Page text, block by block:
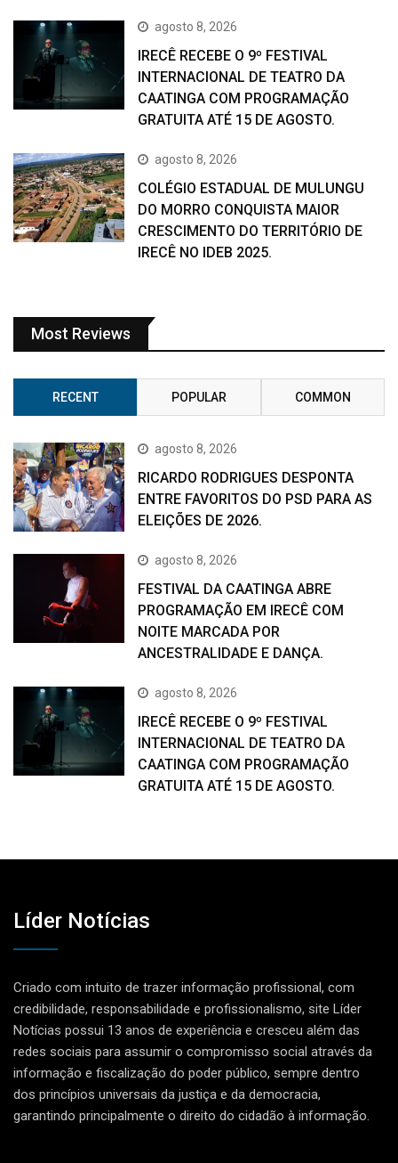
agosto 8, 2026
IRECÊ RECEBE O 9º FESTIVAL
INTERNACIONAL DE TEATRO DA
CAATINGA COM PROGRAMAÇÃO
GRATUITA ATÉ 15 DE AGOSTO.
agosto 8, 2026
COLÉGIO ESTADUAL DE MULUNGU
DO MORRO CONQUISTA MAIOR
CRESCIMENTO DO TERRITÓRIO DE
IRECÊ NO IDEB 2025.
Most Reviews
RECENT POPULAR COMMON
agosto 8, 2026
RICARDO RODRIGUES DESPONTA
ENTRE FAVORITOS DO PSD PARA AS
ELEIÇÕES DE 2026.
agosto 8, 2026
FESTIVAL DA CAATINGA ABRE
PROGRAMAÇÃO EM IRECÊ COM
NOITE MARCADA POR
ANCESTRALIDADE E DANÇA.
agosto 8, 2026
IRECÊ RECEBE O 9º FESTIVAL
INTERNACIONAL DE TEATRO DA
CAATINGA COM PROGRAMAÇÃO
GRATUITA ATÉ 15 DE AGOSTO.
Líder Notícias
Criado com intuito de trazer informação profissional, com
credibilidade, responsabilidade e profissionalismo, site Líder
Notícias possui 13 anos de experiência e cresceu além das
redes sociais para assumir o compromisso social através da
informação e fiscalização do poder público, sempre dentro
dos princípios universais da justiça e da democracia,
garantindo principalmente o direito do cidadão à informação.